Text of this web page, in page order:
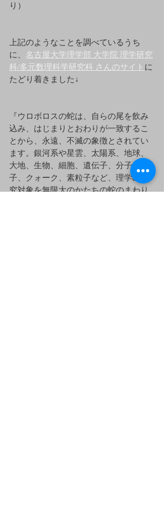
り）
上記のようなことを調べているうち
に、 名古屋大学理学部 大学院 理学研究
科/多元数理科学研究科 さんのサイト に
たどり着きました↓
『ウロボロスの蛇は、自らの尾を飲み
込み、はじまりとおわりが一致するこ
とから、永遠、不滅の象徴とされてい
ます。銀河系や星雲、太陽系、地球、
大地、生物、細胞、遺伝子、分子、原
子、クォーク、素粒子など、理学の研
究対象を無限大のかたちの蛇のまわり